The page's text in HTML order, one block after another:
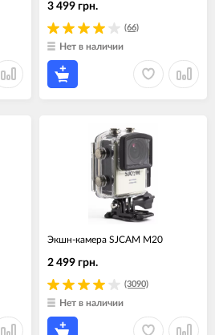
(66)
3 499 грн.
Нет в наличии
Экшн-камера SJCAM M20
(3090)
2 499 грн.
Нет в наличии